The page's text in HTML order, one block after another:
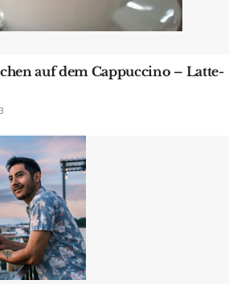
auf dem Cappuccino – Latte-